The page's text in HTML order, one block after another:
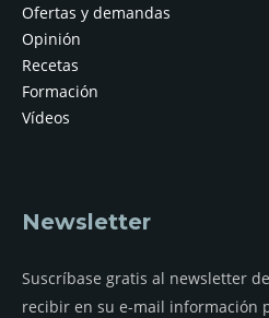
Ofertas y demandas
Opinión
Recetas
Formación
Vídeos
Newsletter
Suscríbase gratis al newsletter
recibir en su e-mail información